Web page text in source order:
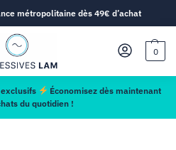
métropolitaine dès 49€ d’achat
0
exclusifs
Économisez dès maintenant
du quotidien !